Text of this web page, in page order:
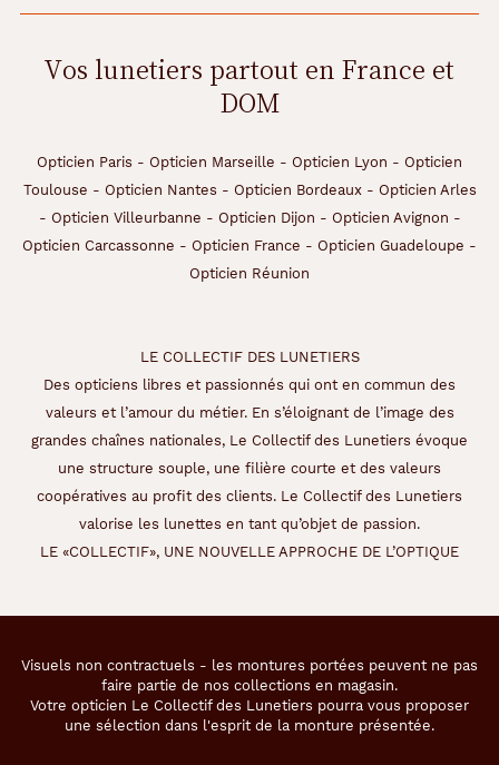
Vos lunetiers partout en France et
DOM
Opticien Paris - Opticien Marseille - Opticien Lyon - Opticien
Toulouse - Opticien Nantes - Opticien Bordeaux- Opticien Arles
- Opticien Villeurbanne - Opticien Dijon - Opticien Avignon -
Opticien Carcassonne - Opticien France - Opticien Guadeloupe -
Opticien Réunion
LE COLLECTIF DES LUNETIERS
Des opticiens libres et passionnés qui ont en commun des
valeurs et l’amour du métier. En s’éloignant de l’image des
grandes chaînes nationales, Le Collectif des Lunetiers évoque
une structure souple, une filière courte et des valeurs
coopératives au profit des clients. Le Collectif des Lunetiers
valorise les lunettes en tant qu’objet de passion.
LE «COLLECTIF», UNE NOUVELLE APPROCHE DE L’OPTIQUE
Visuels non contractuels - les montures portées peuvent ne pas
faire partie de nos collections en magasin.
Votre opticien Le Collectif des Lunetiers pourra vous proposer
une sélection dans l'esprit de la monture présentée.